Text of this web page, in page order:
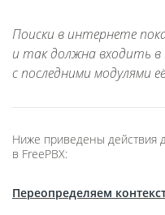
Поиски в интернете
и так должна входить в
с последними модулями
Ниже приведены действия
в FreePBX:
Переопределяем